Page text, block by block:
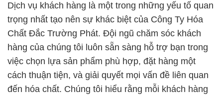
Dịch vụ khách hàng là một trong những yếu tố quan
trọng nhất tạo nên sự khác biệt của Công Ty Hóa
Chất Đắc Trường Phát. Đội ngũ chăm sóc khách
hàng của chúng tôi luôn sẵn sàng hỗ trợ bạn trong
việc chọn lựa sản phẩm phù hợp, đặt hàng một
cách thuận tiện, và giải quyết mọi vấn đề liên quan
đến hóa chất. Chúng tôi hiểu rằng mỗi khách hàng